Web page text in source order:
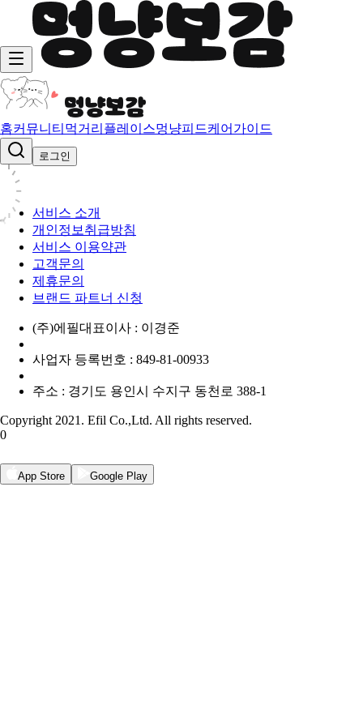
홈커뮤니티 먹거리 플레이스멍냥피드케어가이드
로그인
서비스 소개
개인정보취급방침
서비스 이용약관
고객문의
제휴문의
브랜드 파트너 신청
(주)에필대표이사 : 이경준
사업자 등록번호 : 849-81-00933
주소 : 경기도 용인시 수지구 동천로 388-1
Copyright 2021. Efil Co.,Ltd. All rights reserved.
0
App Store Google Play